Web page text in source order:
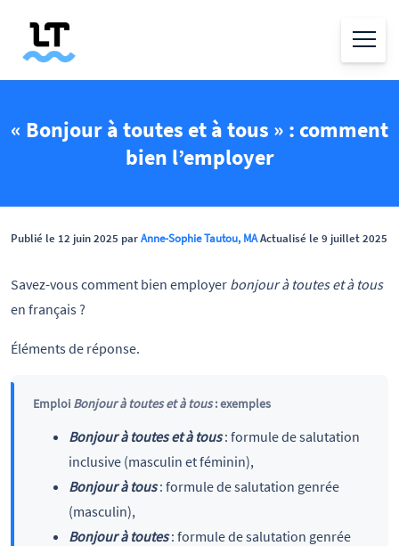
« Bonjour à toutes et à tous » : comment
bien l’employer
Publié le 12 juin 2025 parAnne-Sophie Tautou, MAActualisé le 9 juillet 2025
Savez-vous comment bien employer bonjour à toutes et à tous
en français ?
Éléments de réponse.
Emploi Bonjour à toutes et à tous: exemples
Bonjour à toutes et à tous: formule de salutation
inclusive (masculin et féminin),
Bonjour à tous: formule de salutation genrée
(masculin),
Bonjour à toutes: formule de salutation genrée